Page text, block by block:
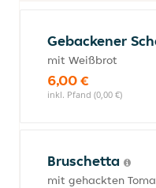
Gebackener
mit Weißbrot
6,00 €
inkl. Pfand (0,00 €)
Bruschetta
mit gehackten